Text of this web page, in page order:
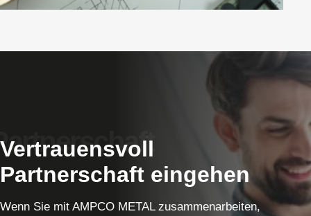
Vertrauensvoll
Partnerschaft eingehen
Wenn Sie mit AMPCO METAL zusammenarbeiten,